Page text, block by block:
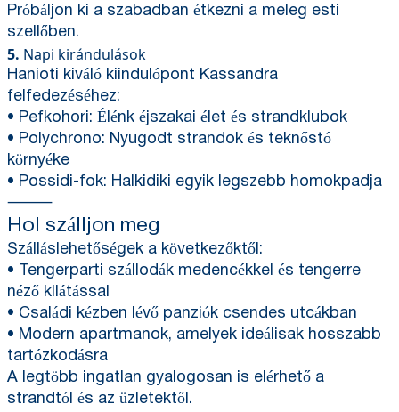
Próbáljon ki a szabadban étkezni a meleg esti
szellőben.
5. Napi kirándulások
Hanioti kiváló kiindulópont Kassandra
felfedezéséhez:
• Pefkohori: Élénk éjszakai élet és strandklubok
• Polychrono: Nyugodt strandok és teknőstó
környéke
• Possidi-fok: Halkidiki egyik legszebb homokpadja
⸻
Hol szálljon meg
Szálláslehetőségek a következőktől:
• Tengerparti szállodák medencékkel és tengerre
néző kilátással
• Családi kézben lévő panziók csendes utcákban
• Modern apartmanok, amelyek ideálisak hosszabb
tartózkodásra
A legtöbb ingatlan gyalogosan is elérhető a
strandtól és az üzletektől.